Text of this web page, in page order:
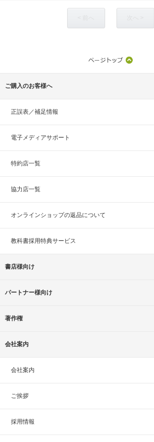
ご購入のお客様へ
正誤表／補足情報
電子メディアサポート
特約店一覧
協力店一覧
オンラインショップの返品について
教科書採用特典サービス
書店様向け
パートナー様向け
著作権
会社案内
会社案内
ご挨拶
採用情報